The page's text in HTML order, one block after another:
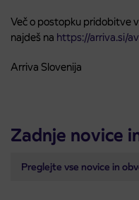
Več o postopku pridobitve
najdeš na https://arriva.si/
Arriva Slovenija
Zadnje novice
Preglejte vse novice in